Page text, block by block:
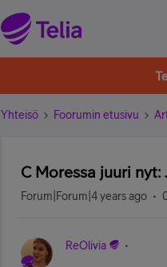
Yhteisö Foorumin etusivu
C Moressa juuri
Forum|Forum|4 years ago
ReOlivia